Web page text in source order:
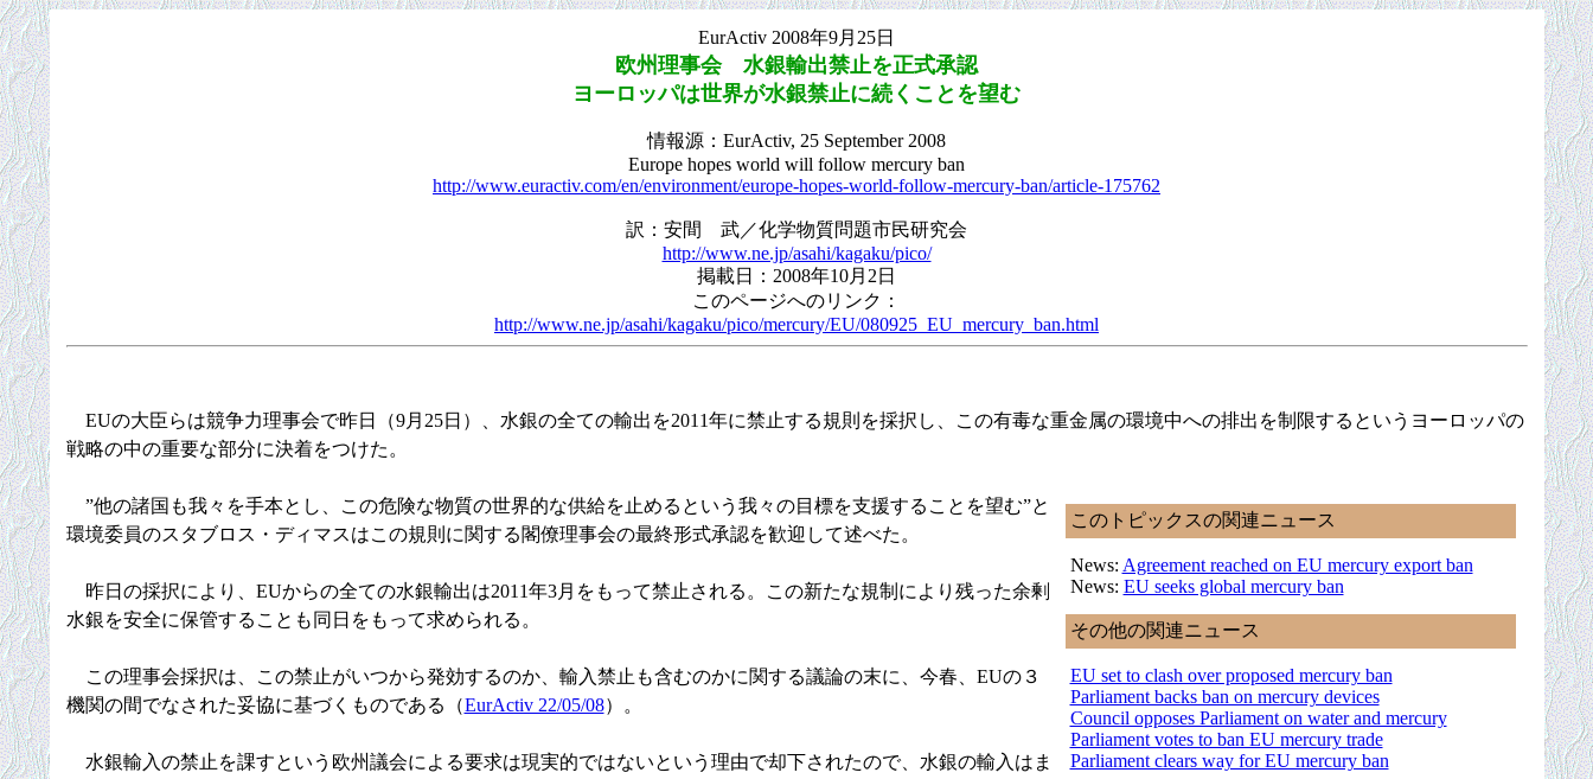
EurActiv 2008年9月25日
欧州理事会 水銀輸出禁止を正式承認
ヨーロッパは世界が水銀禁止に続くことを望む
情報源：EurActiv, 25 September 2008
Europe hopes world will follow mercury ban
http://www.euractiv.com/en/environment/europe-hopes-world-follow-mercury-ban/article-175762
訳：安間 武／化学物質問題市民研究会
http://www.ne.jp/asahi/kagaku/pico/
掲載日：2008年10月2日
このページへのリンク：
http://www.ne.jp/asahi/kagaku/pico/mercury/EU/080925_EU_mercury_ban.html
EUの大臣らは競争力理事会で昨日（9月25日）、水銀の全ての輸出を2011年に禁止する規則を採択し、この有毒な重金属の環境中への排出を制限するというヨーロッパの
戦略の中の重要な部分に決着をつけた。
このトピックスの関連ニュース
News: Agreement reached on EU mercury export ban
News: EU seeks global mercury ban
その他の関連ニュース
EU set to clash over proposed mercury ban
Parliament backs ban on mercury devices
Council opposes Parliament on water and mercury
Parliament votes to ban EU mercury trade
Parliament clears way for EU mercury ban
”他の諸国も我々を手本とし、この危険な物質の世界的な供給を止めるという我々の目標を支援することを望む”と
環境委員のスタブロス・ディマスはこの規則に関する閣僚理事会の最終形式承認を歓迎して述べた。
昨日の採択により、EUからの全ての水銀輸出は2011年3月をもって禁止される。この新たな規制により残った余剰
水銀を安全に保管することも同日をもって求められる。
この理事会採択は、この禁止がいつから発効するのか、輸入禁止も含むのかに関する議論の末に、今春、EUの３
機関の間でなされた妥協に基づくものである（EurActiv 22/05/08）。
水銀輸入の禁止を課すという欧州議会による要求は現実的ではないという理由で却下されたので、水銀の輸入はま